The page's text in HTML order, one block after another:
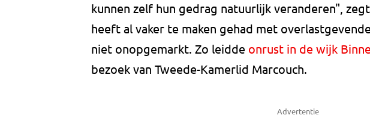
kunnen zelf hun gedrag natuurlijk veranderen",
heeft al vaker te maken gehad met
niet onopgemarkt. Zo leidde onrust in de wijk
bezoek van Tweede-Kamerlid Marcouch.
Advertentie